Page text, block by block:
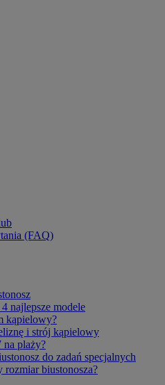
(FAQ)
najlepsze modele
kąpielowy?
i strój kąpielowy
na plaży?
do zadań specjalnych
rozmiar biustonosza?